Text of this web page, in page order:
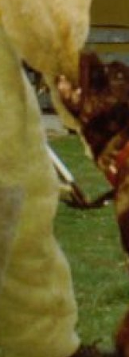
y verificable.